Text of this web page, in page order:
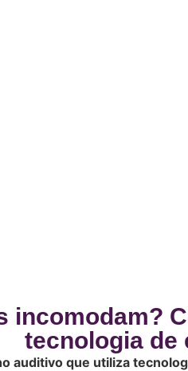
incomodam?
tecnologia de
auditivo que utiliza